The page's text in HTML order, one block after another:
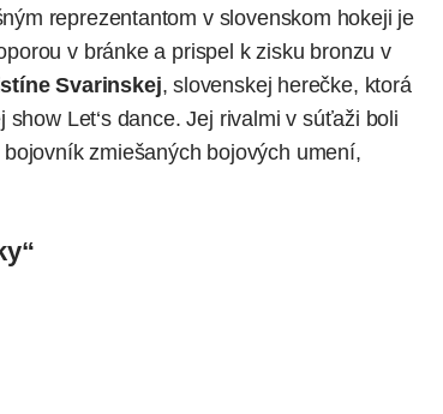
reprezentantom v slovenskom hokeji je
v bránke a prispel k zisku bronzu v
Svarinskej, slovenskej herečke, ktorá
Let‘s dance. Jej rivalmi v súťaži boli
zmiešaných bojových umení,